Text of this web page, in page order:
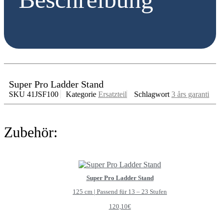
Super Pro Ladder Stand
SKU 41JSF100 Kategorie Ersatzteil Schlagwort 3 års garanti
Zubehör:
Super Pro Ladder Stand
125 cm | Passend für 13 – 23 Stufen
120,10€